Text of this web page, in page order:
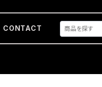
CONTACT